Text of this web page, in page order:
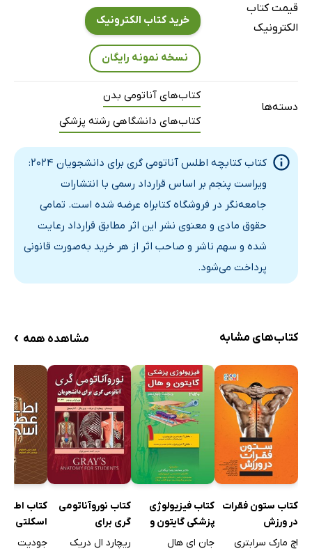
قیمت کتاب
الکترونیک
خرید کتاب الکترونیک
نسخه نمونه رایگان
دسته‌ها
کتاب‌های آناتومی بدن
کتاب‌های دانشگاهی رشته پزشکی
کتاب کتابچه اطلس آناتومی گری برای دانشجویان 2024:
ویراست پنجم بر اساس قرارداد رسمی با انتشارات
جامعه‌نگر در فروشگاه کتابراه عرضه شده است. تمامی
حقوق مادی و معنوی نشر این اثر مطابق قرارداد رعایت
شده و سهم ناشر و صاحب اثر از هر خرید به‌صورت قانونی
پرداخت می‌شود.
کتاب‌های مشابه مشاهده همه ›
کتاب ستون فقرات
در ورزش
اچ مارک سرابتری
کتاب فیزیولوژی
پزشکی گایتون و
هال 2020 (ویراستجان ای هال
کتاب نوروآناتومی
گری برای
دانشجویان
ریچارد ال دریک
کتاب
اسکلتی
جودیت ای.